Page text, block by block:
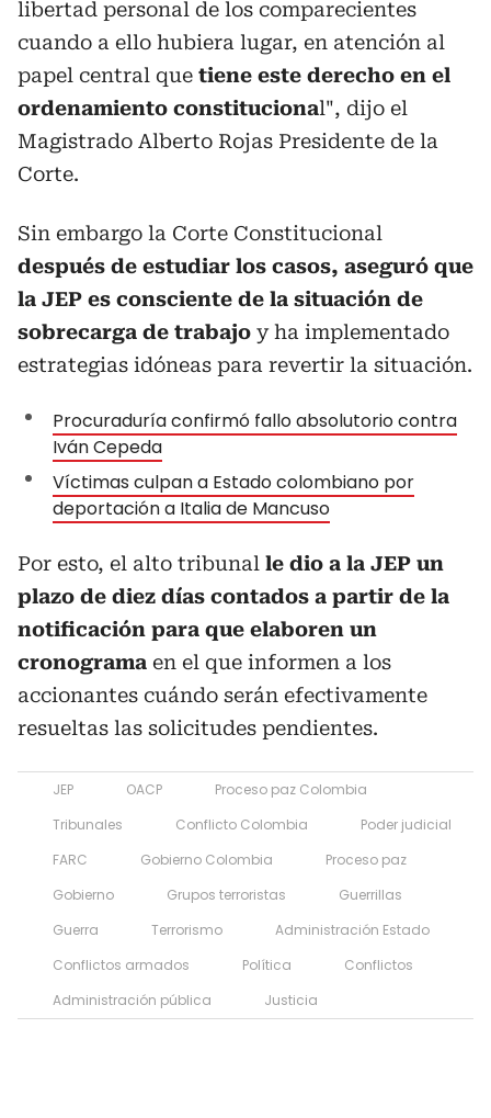
libertad personal de los comparecientes
cuando a ello hubiera lugar, en atención al
papel central que tiene este derecho en el
ordenamiento constitucional", dijo el
Magistrado Alberto Rojas Presidente de la
Corte.
Sin embargo la Corte Constitucional
después de estudiar los casos, aseguró que
la JEP es consciente de la situación de
sobrecarga de trabajo y ha implementado
estrategias idóneas para revertir la situación.
Procuraduría confirmó fallo absolutorio contra
Iván Cepeda
Víctimas culpan a Estado colombiano por
deportación a Italia de Mancuso
Por esto, el alto tribunal le dio a la JEP un
plazo de diez días contados a partir de la
notificación para que elaboren un
cronograma en el que informen a los
accionantes cuándo serán efectivamente
resueltas las solicitudes pendientes.
JEP OACP
Proceso paz Colombia
Tribunales
Conflicto Colombia
Poder judicial
FARC
Gobierno Colombia
Proceso paz
Gobierno
Grupos terroristas
Guerrillas
Guerra
Terrorismo
Administración Estado
Conflictos armados
Política
Conflictos
Administración pública
Justicia